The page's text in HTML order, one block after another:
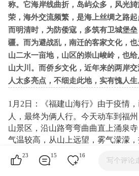
称。它海岸线曲折，岛屿众多，风光
荣，海外交流频繁，是海上丝绸之路起
而明清时，为防倭寇，多筑有卫城堡
疆。而为避战乱，南迁的客家文化，
山二水一亩地，山区的崇山峻岭，也
山大川。而侨乡文化，近年来的两岸
人太多亮点，不细走此地，实有愧人生
1月2日：《福建山海行》由于疫情
人，最终为俩人行。今天动车到福
山景区，沿山路弯弯曲曲直上涌泉
气温较高，从山上远望，雾气濛濛
清䀿。
涌泉寺为闽刹这冠，全国重点寺庙
23 15 16
写个评论